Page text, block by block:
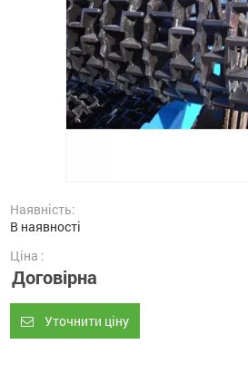
Наявність:
В наявності
Ціна :
Договірна
Уточнити ціну